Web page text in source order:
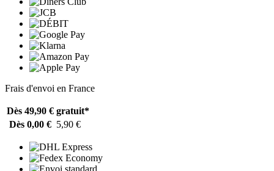
Frais d'envoi en France
Dès 49,90 € gratuit*
Dès 0,00 € 5,90 €